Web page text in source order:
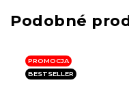
PROMOCJA
BESTSELLER